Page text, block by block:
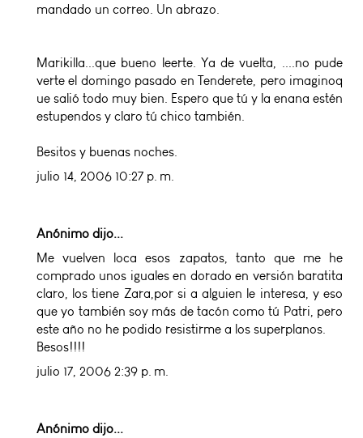
mandado un correo. Un abrazo.
Marikilla...que bueno leerte. Ya de vuelta, ....no pude
verte el domingo pasado en Tenderete, pero imaginoq
ue salió todo muy bien. Espero que tú y la enana estén
estupendos y claro tú chico también.
Besitos y buenas noches.
julio 14, 2006 10:27 p. m.
Anónimo dijo...
Me vuelven loca esos zapatos, tanto que me he
comprado unos iguales en dorado en versión baratita
claro, los tiene Zara,por si a alguien le interesa, y eso
que yo también soy más de tacón como tú Patri, pero
este año no he podido resistirme a los superplanos.
Besos!!!!
julio 17, 2006 2:39 p. m.
Anónimo dijo...